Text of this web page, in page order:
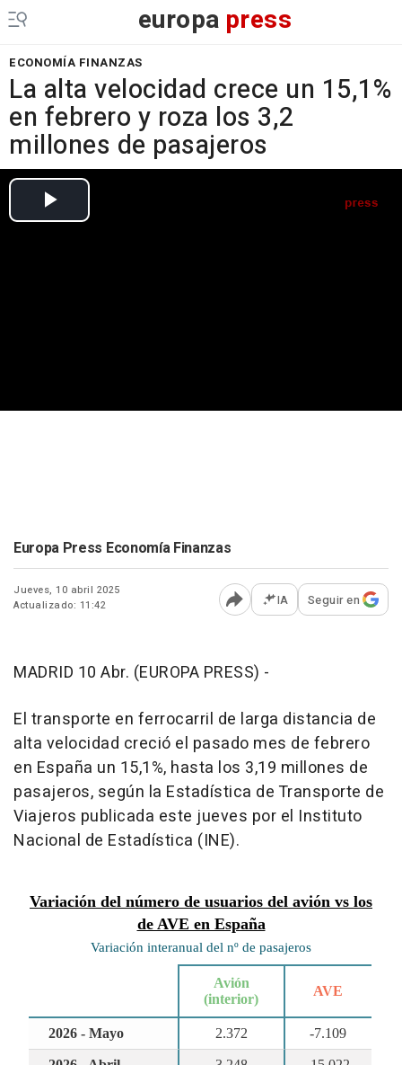
europa press
ECONOMÍA FINANZAS
La alta velocidad crece un 15,1%
en febrero y roza los 3,2
millones de pasajeros
Europa Press Economía Finanzas
Jueves, 10 abril 2025
Actualizado: 11:42
Abrir opciones para
IA Seguir en
MADRID 10 Abr. (EUROPA PRESS) -
El transporte en ferrocarril de larga distancia de
alta velocidad creció el pasado mes de febrero
en España un 15,1%, hasta los 3,19 millones de
pasajeros, según la Estadística de Transporte de
Viajeros publicada este jueves por el Instituto
Nacional de Estadística (INE).